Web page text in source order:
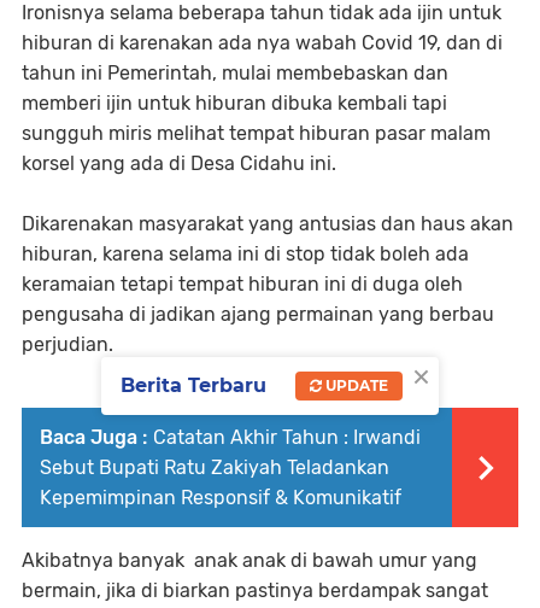
Ironisnya selama beberapa tahun tidak ada ijin untuk
hiburan di karenakan ada nya wabah Covid 19, dan di
tahun ini Pemerintah, mulai membebaskan dan
memberi ijin untuk hiburan dibuka kembali tapi
sungguh miris melihat tempat hiburan pasar malam
korsel yang ada di Desa Cidahu ini.
Dikarenakan masyarakat yang antusias dan haus akan
hiburan, karena selama ini di stop tidak boleh ada
keramaian tetapi tempat hiburan ini di duga oleh
pengusaha di jadikan ajang permainan yang berbau
perjudian.
Baca Juga : Catatan Akhir Tahun : Irwandi
Sebut Bupati Ratu Zakiyah Teladankan
Kepemimpinan Responsif & Komunikatif
Akibatnya banyak anak anak di bawah umur yang
bermain, jika di biarkan pastinya berdampak sangat
×
Berita Terbaru UPDATE